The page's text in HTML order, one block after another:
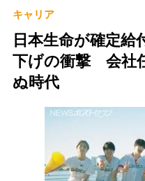
キャリア
日本生命が確定給
下げの衝撃 会社
ぬ時代